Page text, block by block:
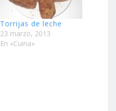
Torrijas de leche
23 marzo, 2013
En «Cuina»